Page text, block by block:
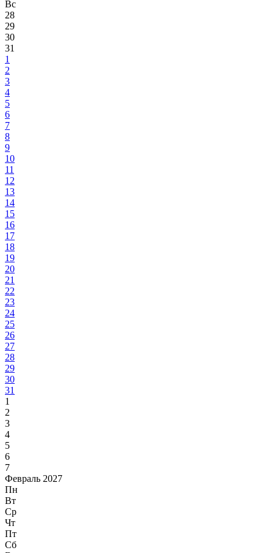
Вс
28
29
30
31
1
2
3
4
5
6
7
8
9
10
11
12
13
14
15
16
17
18
19
20
21
22
23
24
25
26
27
28
29
30
31
1
2
3
4
5
6
7
Февраль 2027
Пн
Вт
Ср
Чт
Пт
Сб